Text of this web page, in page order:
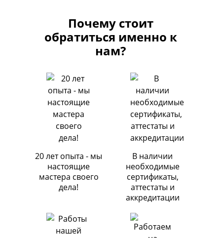
Почему стоит
обратиться именно к
нам?
20 лет опыта - мы
настоящие
мастера своего
дела!
В наличии
необходимые
сертификаты,
аттестаты и
аккредитации